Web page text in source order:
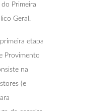
Primeira
Geral.
etapa
Provimento
na
(e